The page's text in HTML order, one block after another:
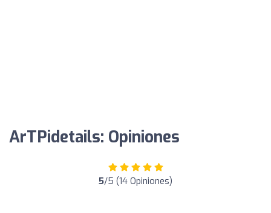
ArTPidetails: Opiniones
5/5 (14 Opiniones)